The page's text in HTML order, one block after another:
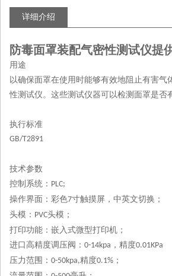
详细介绍
防毒面罩装配气密性测试仪提
用途
以确保面罩在使用时能够有效地阻止有害
性测试仪。这些测试仪器可以检测面罩是
执行标准
GB/T2891
技术参数
控制系统： PLC;
操作界面：彩色7寸触摸屏，中英文切换；
头模： PVC头模；
打印功能：嵌入式微型打印机；
进口高精度调压阀： 0-14kpa ，精度0.01KPa
压力范围： 0-50kpa,精度0.1% ；